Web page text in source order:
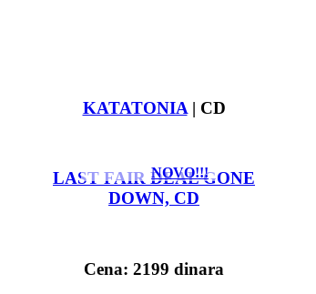
NOVO!!!
KATATONIA| CD
LAST FAIR DEAL GONE
DOWN, CD
Cena: 2199 dinara